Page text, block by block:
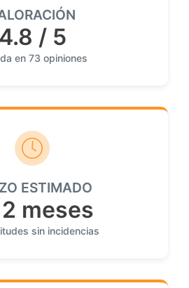
4.8 / 5
en 73 opiniones
ESTIMADO
meses
sin incidencias